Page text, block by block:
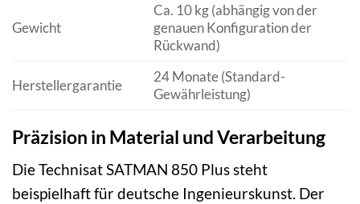
Gewicht
Ca. 10 kg (abhängig von der
genauen Konfiguration der
Rückwand)
Herstellergarantie
24 Monate (Standard-
Gewährleistung)
Präzision in Material und Verarbeitung
Die Technisat SATMAN 850 Plus steht
beispielhaft für deutsche Ingenieurskunst. Der